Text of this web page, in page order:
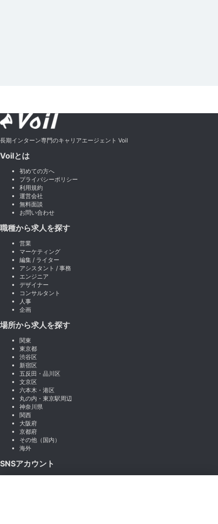
長期インターン専門のキャリアエージェント Voil
Voilとは
初めての方へ
プライバシーポリシー
利用規約
運営会社
無料面談
お問い合わせ
職種から求人を探す
営業
マーケティング
編集 / ライター
アシスタント / 事務
エンジニア
デザイナー
コンサルタント
人事
企画
場所から求人を探す
関東
東京都
渋谷区
新宿区
五反田・品川区
文京区
六本木・港区
丸の内・東京駅周辺
神奈川県
関西
大阪府
京都府
その他（国内）
海外
SNSアカウント